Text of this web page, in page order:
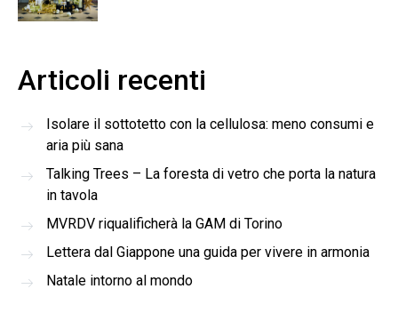
Articoli recenti
Isolare il sottotetto con la cellulosa: meno consumi e
aria più sana
Talking Trees – La foresta di vetro che porta la natura
in tavola
MVRDV riqualificherà la GAM di Torino
Lettera dal Giappone una guida per vivere in armonia
Natale intorno al mondo